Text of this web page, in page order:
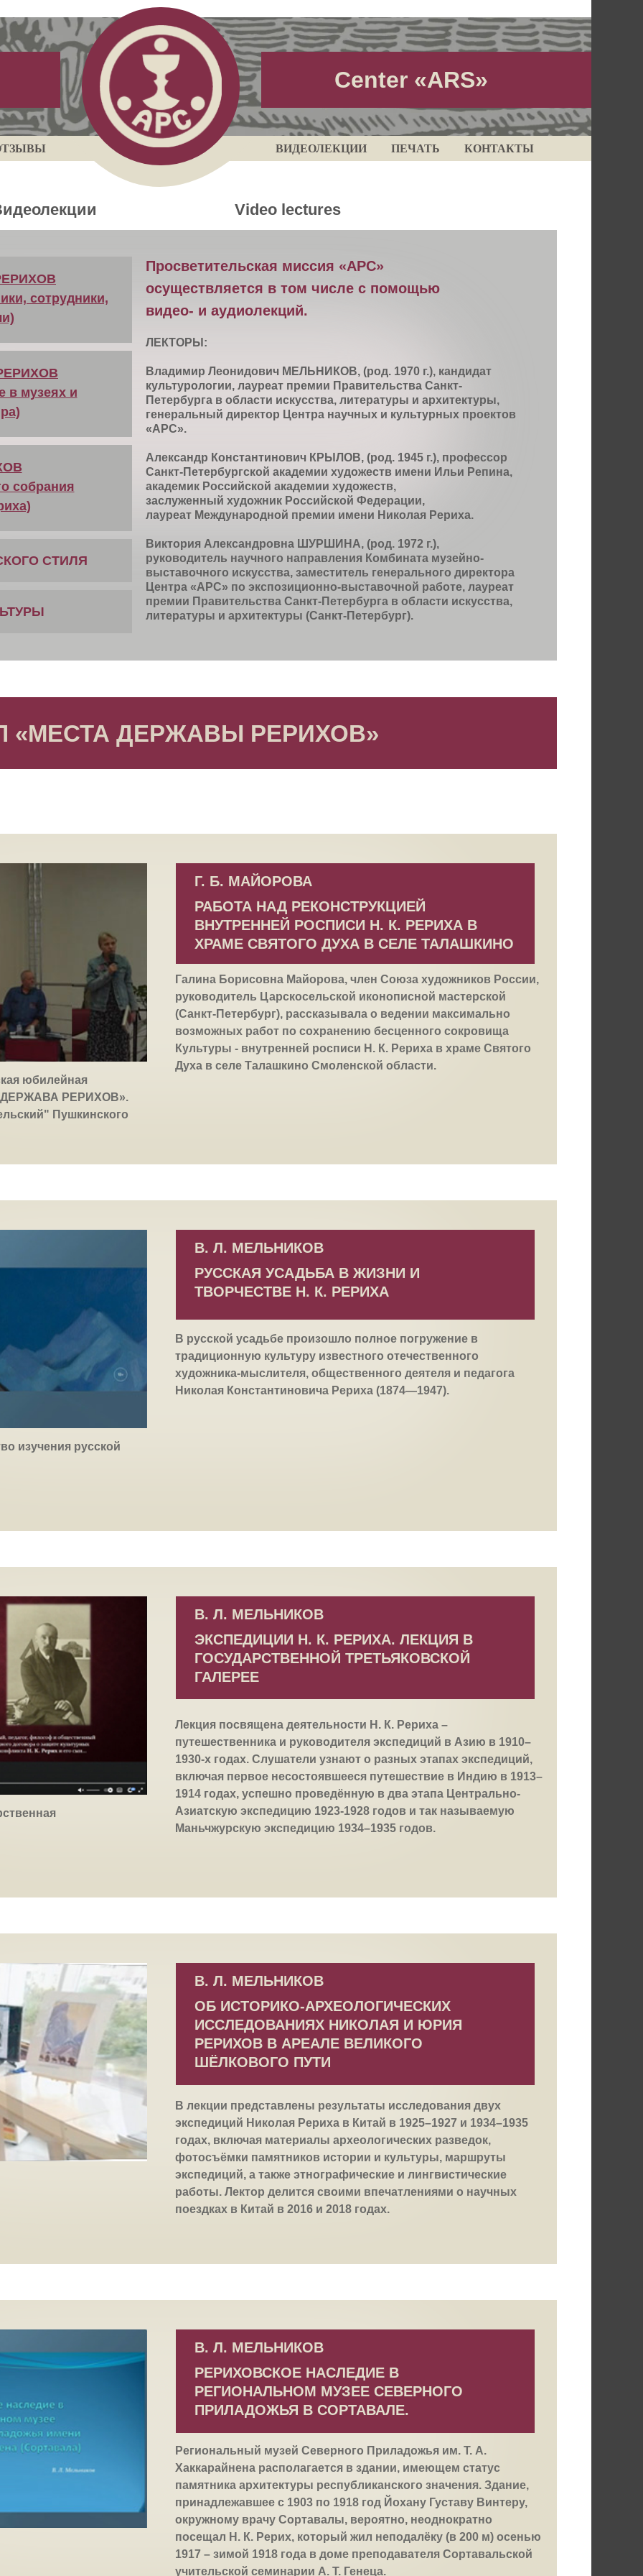
Centеr «ARS»
ВИДЕОЛЕКЦИИ ПЕЧАТЬ КОНТАКТЫ
Video lectures
СТИЛЯ
ЛЕКТОРЫ:
Владимир Леонидович МЕЛЬНИКОВ, (род. 1970 г.), кандидат
культурологии, лауреат премии Правительства Санкт-
Петербурга в области искусства, литературы и архитектуры,
генеральный директор Центра научных и культурных проектов
«АРС».
Александр Константинович КРЫЛОВ, (род. 1945 г.), профессор
Санкт-Петербургской академии художеств имени Ильи Репина,
академик Российской академии художеств,
заслуженный художник Российской Федерации,
лауреат Международной премии имени Николая Рериха.
Виктория Александровна ШУРШИНА, (род. 1972 г.),
руководитель научного направления Комбината музейно-
выставочного искусства, заместитель генерального директора
Центра «АРС» по экспозиционно-выставочной работе, лауреат
премии Правительства Санкт-Петербурга в области искусства,
литературы и архитектуры (Санкт-Петербург).
Просветительская миссия «АРС»
осуществляется в том числе с помощью
видео- и аудиолекций.
сотрудники,
в музеях и
собрания
«МЕСТА ДЕРЖАВЫ РЕРИХОВ»
Галина Борисовна Майорова, член Союза художников России,
руководитель Царскосельской иконописной мастерской
(Санкт-Петербург), рассказывала о ведении максимально
возможных работ по сохранению бесценного сокровища
Культуры - внутренней росписи Н. К. Рериха в храме Святого
Духа в селе Талашкино Смоленской области.
РАБОТА НАД РЕКОНСТРУКЦИЕЙ
ВНУТРЕННЕЙ РОСПИСИ Н. К. РЕРИХА В
ХРАМЕ СВЯТОГО ДУХА В СЕЛЕ ТАЛАШКИНО
Г. Б. МАЙОРОВА
юбилейная
«ДЕРЖАВА РЕРИХОВ».
Пушкинского
В русской усадьбе произошло полное погружение в
традиционную культуру известного отечественного
художника-мыслителя, общественного деятеля и педагога
Николая Константиновича Рериха (1874—1947).
РУССКАЯ УСАДЬБА В ЖИЗНИ И
ТВОРЧЕСТВЕ Н. К. РЕРИХА
В. Л. МЕЛЬНИКОВ
изучения русской
Лекция посвящена деятельности Н. К. Рериха –
путешественника и руководителя экспедиций в Азию в 1910–
1930-х годах. Слушатели узнают о разных этапах экспедиций,
включая первое несостоявшееся путешествие в Индию в 1913–
1914 годах, успешно проведённую в два этапа Центрально-
Азиатскую экспедицию 1923-1928 годов и так называемую
Маньчжурскую экспедицию 1934–1935 годов.
ЭКСПЕДИЦИИ Н. К. РЕРИХА. ЛЕКЦИЯ В
ГОСУДАРСТВЕННОЙ ТРЕТЬЯКОВСКОЙ
ГАЛЕРЕЕ
В. Л. МЕЛЬНИКОВ
В лекции представлены результаты исследования двух
экспедиций Николая Рериха в Китай в 1925–1927 и 1934–1935
годах, включая материалы археологических разведок,
фотосъёмки памятников истории и культуры, маршруты
экспедиций, а также этнографические и лингвистические
работы. Лектор делится своими впечатлениями о научных
поездках в Китай в 2016 и 2018 годах.
ОБ ИСТОРИКО-АРХЕОЛОГИЧЕСКИХ
ИССЛЕДОВАНИЯХ НИКОЛАЯ И ЮРИЯ
РЕРИХОВ В АРЕАЛЕ ВЕЛИКОГО
ШЁЛКОВОГО ПУТИ
В. Л. МЕЛЬНИКОВ
Региональный музей Северного Приладожья им. Т. А.
Хаккарайнена располагается в здании, имеющем статус
памятника архитектуры республиканского значения. Здание,
принадлежавшее с 1903 по 1918 год Йохану Густаву Винтеру,
окружному врачу Сортавалы, вероятно, неоднократно
посещал Н. К. Рерих, который жил неподалёку (в 200 м) осенью
1917 – зимой 1918 года в доме преподавателя Сортавальской
учительской семинарии А. Т. Генеца.
РЕРИХОВСКОЕ НАСЛЕДИЕ В
РЕГИОНАЛЬНОМ МУЗЕЕ СЕВЕРНОГО
ПРИЛАДОЖЬЯ В СОРТАВАЛЕ.
В. Л. МЕЛЬНИКОВ